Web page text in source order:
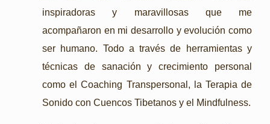
inspiradoras y maravillosas que me
acompañaron en mi desarrollo y evolución como
ser humano. Todo a través de herramientas y
técnicas de sanación y crecimiento personal
como el Coaching Transpersonal, la Terapia de
Sonido con Cuencos Tibetanos y el Mindfulness.